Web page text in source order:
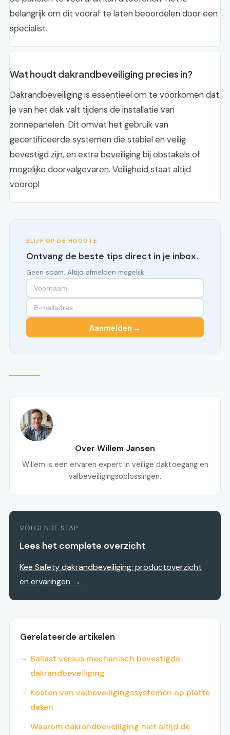
belangrijk om dit vooraf te laten beoordelen door een
specialist.
Wat houdt dakrandbeveiliging precies in?
Dakrandbeveiliging is essentieel om te voorkomen dat
je van het dak valt tijdens de installatie van
zonnepanelen. Dit omvat het gebruik van
gecertificeerde systemen die stabiel en veilig
bevestigd zijn, en extra beveiliging bij obstakels of
mogelijke doorvalgevaren. Veiligheid staat altijd
voorop!
BLIJF OP DE HOOGTE
Ontvang de beste tips direct in je inbox.
Geen spam. Altijd afmelden mogelijk.
Aanmelden →
Over Willem Jansen
Willem is een ervaren expert in veilige daktoegang en
valbeveiligingsoplossingen.
VOLGENDE STAP
Lees het complete overzicht
Kee Safety dakrandbeveiliging: productoverzicht
en ervaringen →
Gerelateerde artikelen
Ballast versus mechanisch bevestigde
dakrandbeveiliging
Kosten van valbeveiligingssystemen op platte
daken
Waarom dakrandbeveiliging niet altijd de